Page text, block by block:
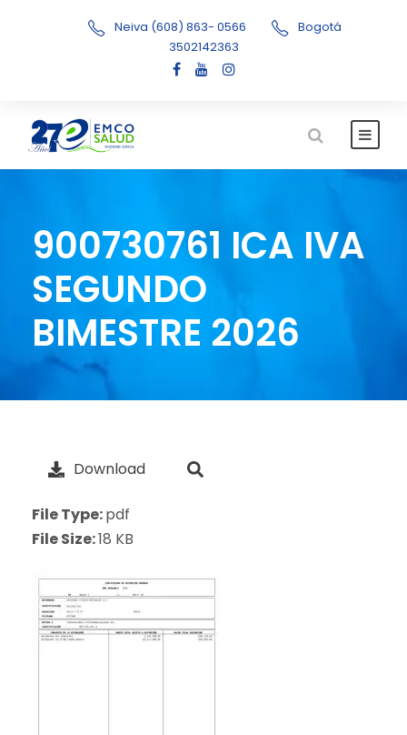
Neiva (608) 863- 0566
Bogotá
3502142363
900730761 ICA IVA
SEGUNDO
BIMESTRE 2026
Download
File Type:pdf
File Size:18 KB